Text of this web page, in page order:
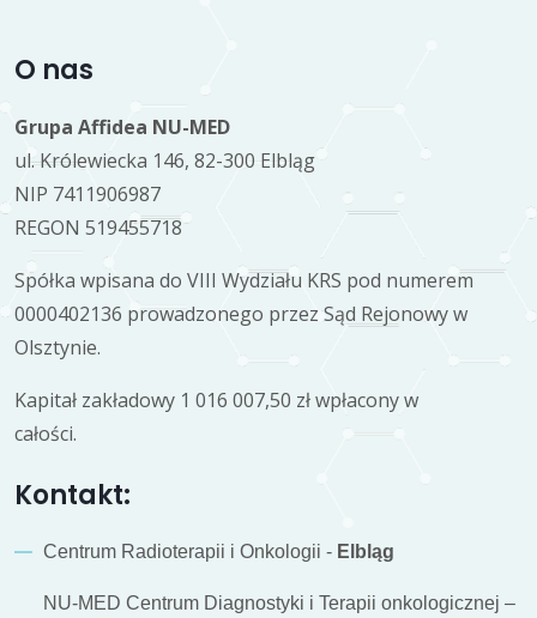
O nas
Grupa Affidea NU-MED
ul. Królewiecka 146, 82-300 Elbląg
NIP 7411906987
REGON 519455718
Spółka wpisana do VIII Wydziału KRS pod numerem
0000402136 prowadzonego przez Sąd Rejonowy w
Olsztynie.
Kapitał zakładowy 1 016 007,50 zł wpłacony w
całości.
Kontakt:
Centrum Radioterapii i Onkologii - Elbląg
NU-MED Centrum Diagnostyki i Terapii onkologicznej –